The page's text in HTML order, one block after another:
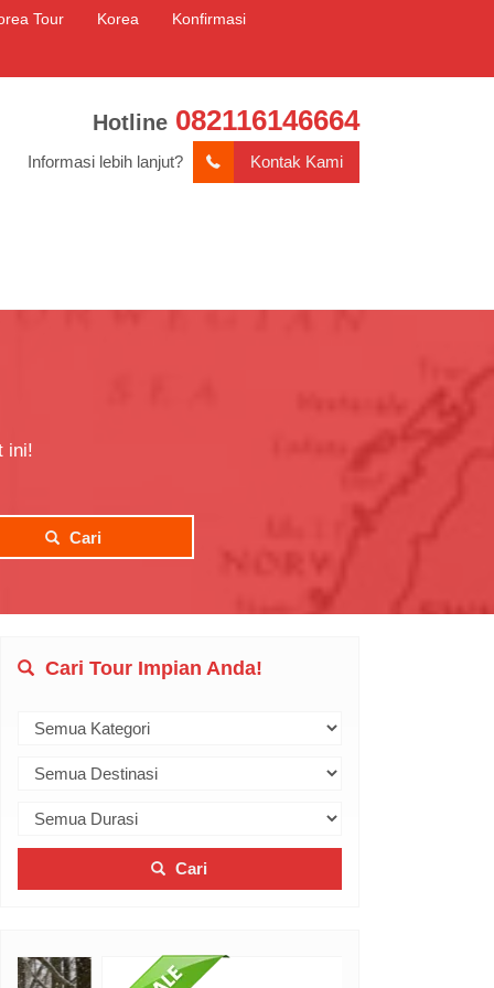
Tour Korea Konfirmasi
Hotline 082116146664
Informasi lebih lanjut? Kontak Kami
ini!
Cari
Cari Tour Impian Anda!
Cari